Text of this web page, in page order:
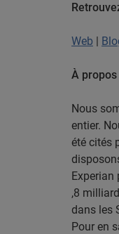
Web |
À
Nous
entier.
été cités
Experian
,8
dans les
Pour en